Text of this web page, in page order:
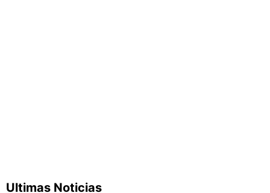
Ultimas Noticias